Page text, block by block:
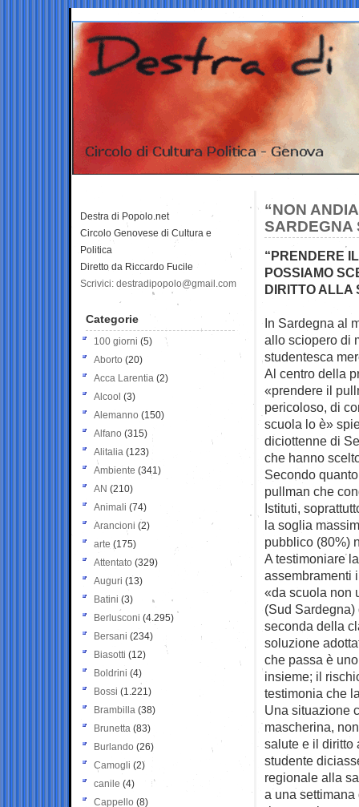
“NON
SARDEGNA
“PRENDERE
POSSIAMO
DIRITTO ALLA
In Sardegna al
allo sciopero di
studentesca
Al centro della
«prendere il
pericoloso, di
scuola lo è»
diciottenne di
che hanno
Secondo
pullman che
Istituti,
la soglia
pubblico (80%)
A testimoniare
assembramenti
«da scuola non
(Sud
seconda della
soluzione
che passa è
insieme; il
testimonia che
Una situazione
mascherina,
salute e il diritto
studente
regionale alla
a una
Destra di Popolo.net
Circolo Genovese di Cultura e
Politica
Diretto da Riccardo Fucile
Scrivici: destradipopolo@gmail.com
Categorie
100 giorni (5)
Aborto (20)
Acca Larentia (2)
Alcool (3)
Alemanno (150)
Alfano (315)
Alitalia (123)
Ambiente (341)
AN (210)
Animali (74)
Arancioni (2)
arte (175)
Attentato (329)
Auguri (13)
Batini (3)
Berlusconi (4.295)
Bersani (234)
Biasotti (12)
Boldrini (4)
Bossi (1.221)
Brambilla (38)
Brunetta (83)
Burlando (26)
Camogli (2)
canile (4)
Cappello (8)